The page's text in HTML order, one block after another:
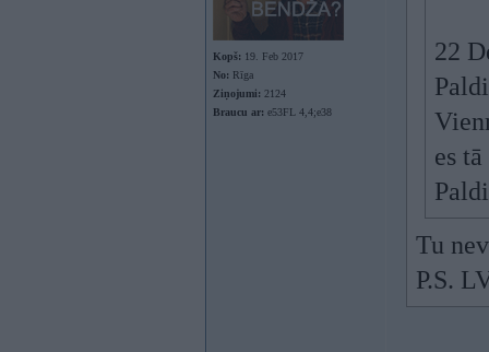
Kopš: 19. Feb 2017
No: Rīga
Ziņojumi: 2124
Braucu ar: e53FL 4,4;e38
22
es
Tu
P.S.